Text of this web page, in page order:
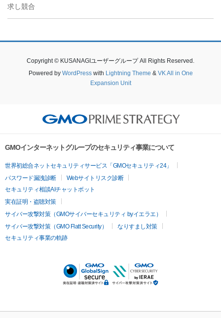
求し競合
Copyright © KUSANAGIユーザーグループ All Rights Reserved.
Powered by WordPresswith Lightning Theme & VK All in One
Expansion Unit
GMOインターネットグループのセキュリティ事業について
世界初総合ネットセキュリティサービス「GMOセキュリティ24」
パスワード漏洩診断
Webサイトリスク診断
セキュリティ相談AIチャットボット
実在証明・盗聴対策
サイバー攻撃対策（GMOサイバーセキュリティ byイエラエ）
サイバー攻撃対策（GMO Flatt Security）
なりすまし対策
セキュリティ事業の軌跡